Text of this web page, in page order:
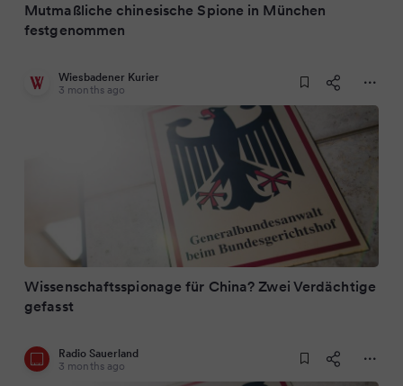
Mutmaßliche chinesische Spione in München
festgenommen
Wiesbadener Kurier
3 months ago
Wissenschaftsspionage für China? Zwei Verdächtige
gefasst
Radio Sauerland
3 months ago